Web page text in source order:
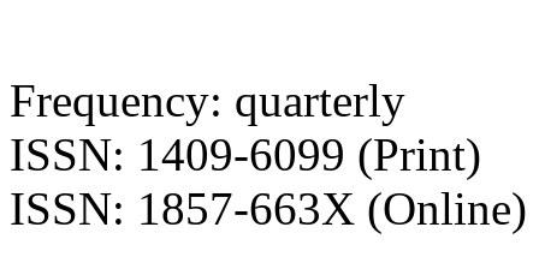
Frequency: quarterly
ISSN: 1409-6099 (Print)
ISSN: 1857-663X (Online)